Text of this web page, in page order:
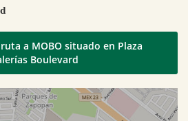
a MOBO situado en Plaza
Boulevard